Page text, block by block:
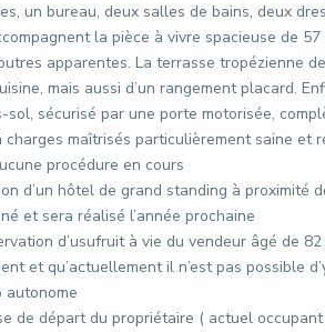
un bureau, deux salles de bains, deux
la pièce à vivre spacieuse de 57
apparentes. La terrasse tropézienne
mais aussi d’un rangement placard.
sécurisé par une porte motorisée,
maîtrisés particulièrement saine et
procédure en cours
d’un hôtel de grand standing à proximité
et sera réalisé l’année prochaine
d’usufruit à vie du vendeur âgé de
et qu’actuellement il n’est pas possible
autonome
de départ du propriétaire ( actuel